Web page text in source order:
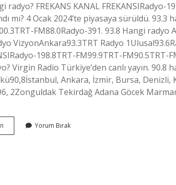
radyo? FREKANS KANAL
mı? 4 Ocak 2024’te piyasaya sürüldü. 93.3
FM88.0Radyo-391. 93.8 Hangi radyo
VizyonAnkara93.3TRT Radyo
198.8TRT-FM99.9TRT-
Virgin Radio Türkiye’den canlı yayın. 90.8
Ankara, İzmir, Bursa, Denizli,
2Zonguldak Tekirdağ Adana Göcek
Hangi
Yorum Bırak